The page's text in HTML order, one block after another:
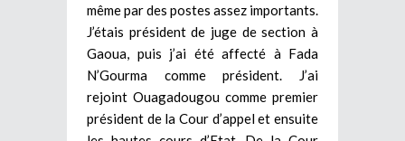
même par des postes assez importants.
J’étais président de juge de section à
Gaoua, puis j’ai été affecté à Fada
N’Gourma comme président. J’ai
rejoint Ouagadougou comme premier
président de la Cour d’appel et ensuite